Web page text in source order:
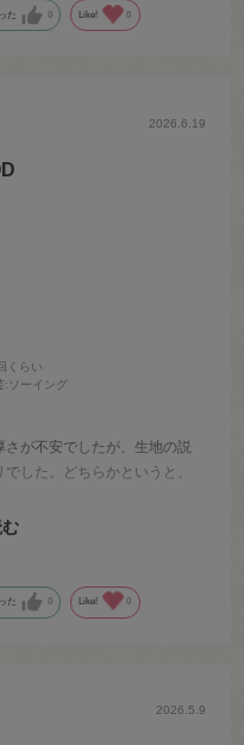
た 0 Like! 0
くらい
:ソーイング
2026.6.19
が不安でしたが、生地の説
した。どちらかというと、
の使用用途にぴったりでし
た 0 Like! 0
2026.5.9